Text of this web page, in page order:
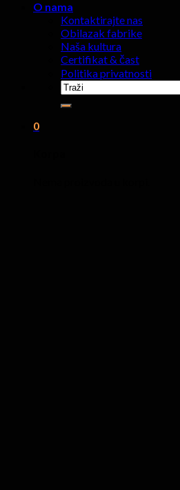
O nama
Kontaktirajte nas
Obilazak fabrike
Naša kultura
Certifikat & čast
Politika privatnosti
Traži:
0